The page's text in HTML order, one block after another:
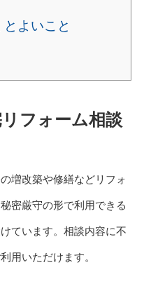
とよいこと
フォーム相談
増改築や修繕などリフォ
密厳守の形で利用できる
ています。相談内容に不
用いただけます。